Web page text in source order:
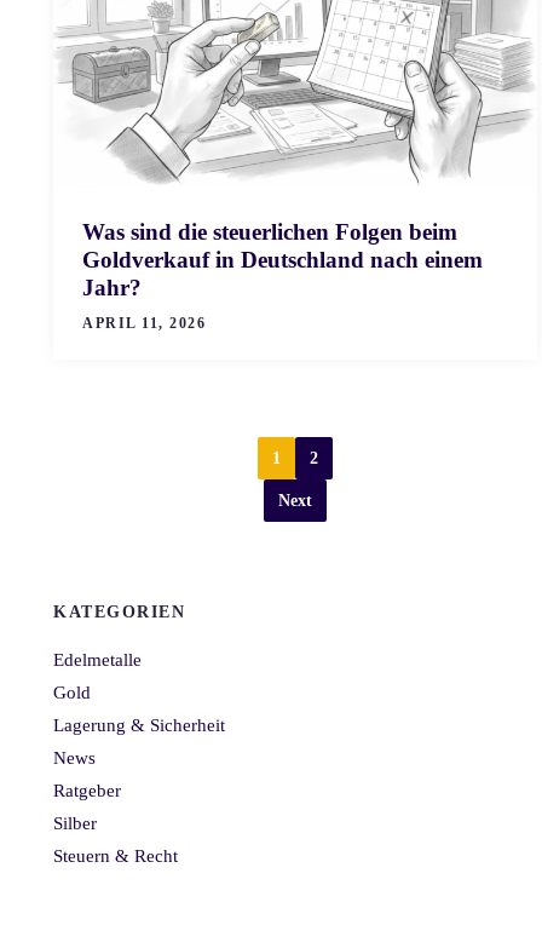
Was sind die steuerlichen Folgen beim
Goldverkauf in Deutschland nach einem
Jahr?
APRIL 11, 2026
1 2
Next
KATEGORIEN
Edelmetalle
Gold
Lagerung & Sicherheit
News
Ratgeber
Silber
Steuern & Recht